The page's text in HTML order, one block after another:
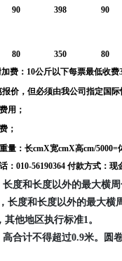
90 398 90
80 350
80
费：10公斤以下每票最低收
价，但必须由我公司指定国
用；
；
量：长cmX宽cmX高cm/5000=
010-56190364 付款方式： 现
度和长度以外的最大横
长度和长度以外的最大横
他地区执行标准1。
合计不得超过0.9米。圆